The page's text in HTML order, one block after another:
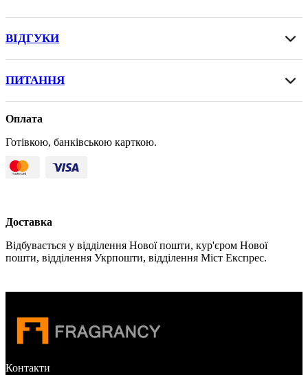
ВІДГУКИ
ПИТАННЯ
Оплата
Готівкою, банківською карткою.
Доставка
Відбувається у відділення Нової пошти, кур'єром Нової
пошти, відділення Укрпошти, відділення Міст Експрес.
Контакти